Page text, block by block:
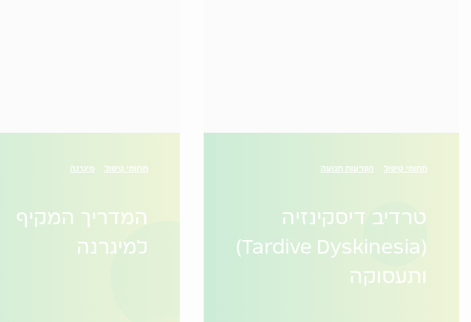
תחומי טיפול הפרעות תנועה
טרדיב דיסקינזיה
(Tardive Dyskinesia)
ותעסוקה
תחומי טיפול מיגרנה
המדריך המקיף
למיגרנה